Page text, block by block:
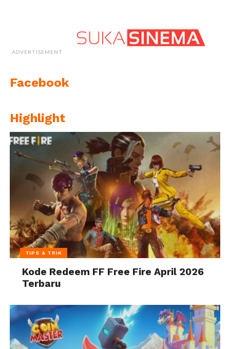
ADVERTISEMENT
Facebook
Highlight
TIPS & TRIK
Kode Redeem FF Free Fire April 2026
Terbaru